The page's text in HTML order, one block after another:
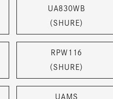
UA830WB
（SHURE）
RPW116
（SHURE）
UAMS